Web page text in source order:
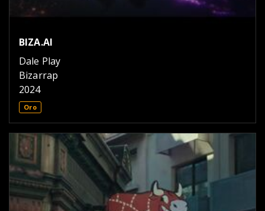
BIZA.AI
Dale Play
Bizarrap
2024
Oro